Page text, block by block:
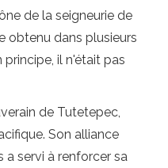
de la seigneurie de
obtenu dans plusieurs
il n'était pas
de Tutetepec,
Son alliance
a servi à renforcer sa